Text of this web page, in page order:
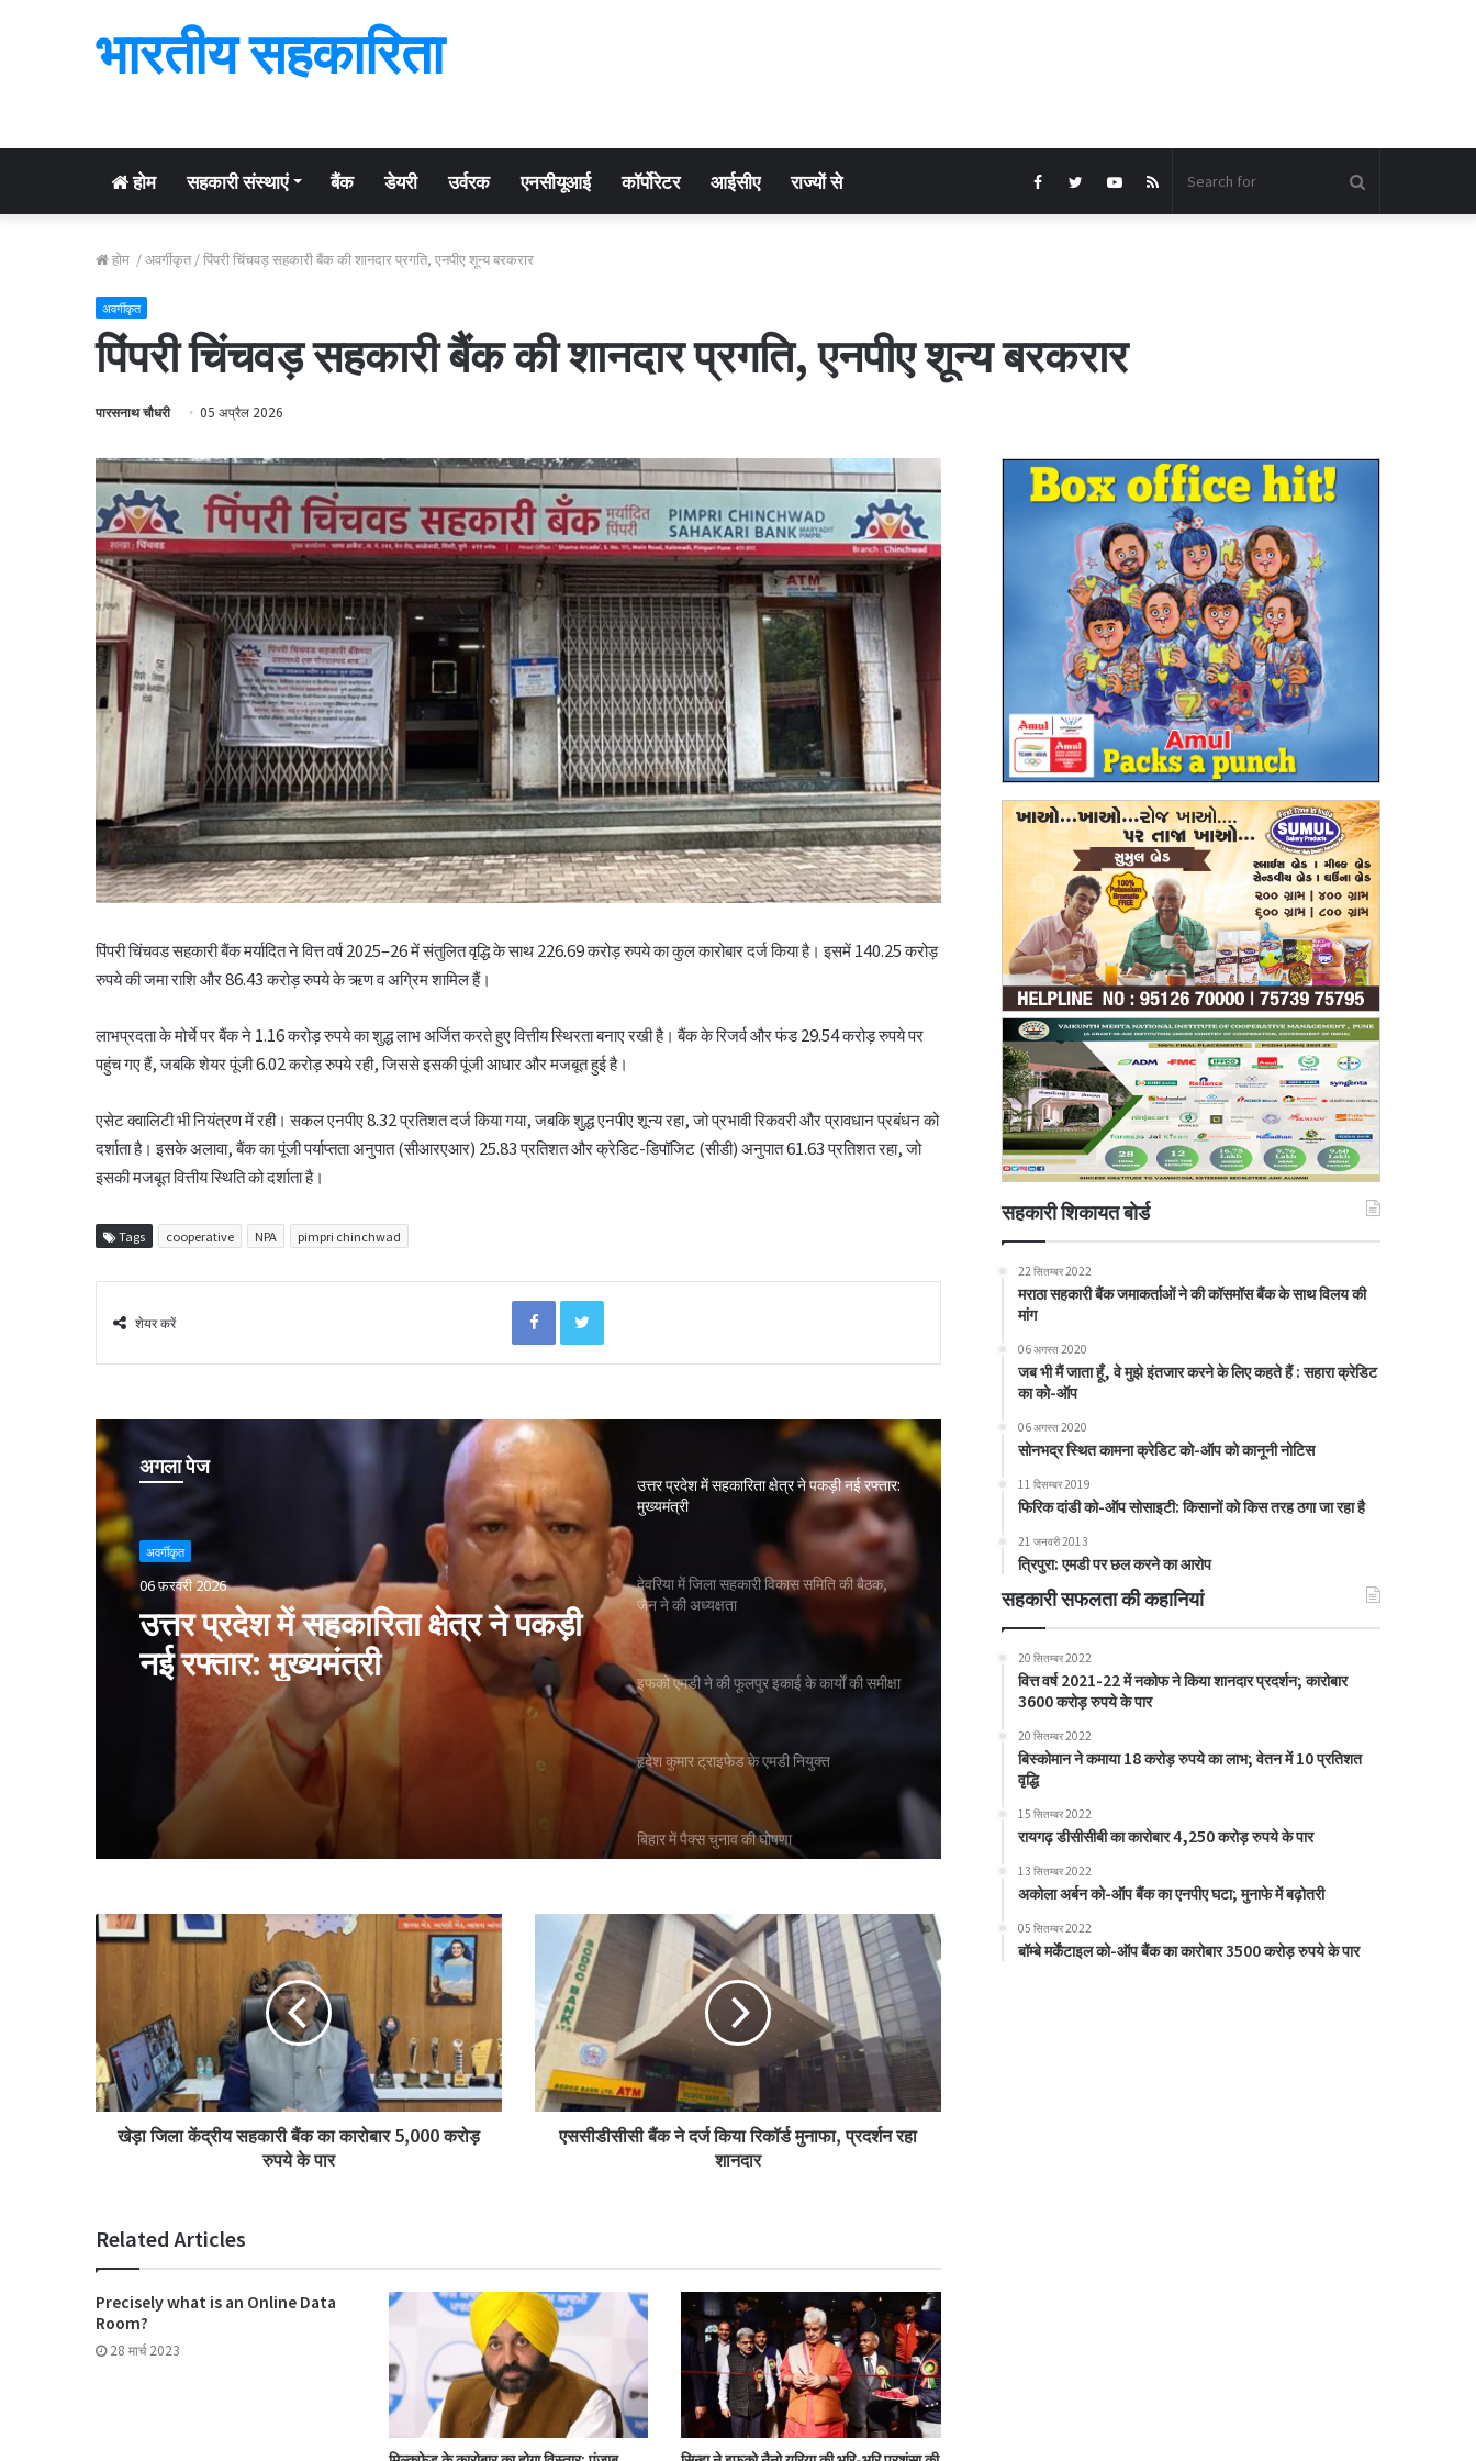
भारतीय सहकारिता
होम सहकारी संस्थाएं बैंक डेयरी उर्वरक एनसीयूआई कॉर्पोरेटर आईसीए राज्यों से RSS
YouTube
Twitter
Facebook
होम /अवर्गीकृत /पिंपरी चिंचवड़ सहकारी बैंक की शानदार प्रगति, एनपीए शून्य बरकरार
अवर्गीकृत
पिंपरी चिंचवड़ सहकारी बैंक की शानदार प्रगति, एनपीए शून्य बरकरार
पारसनाथ चौधरी 05 अप्रैल 2026
पिंपरी चिंचवड सहकारी बैंक मर्यादितने वित्त वर्ष 2025–26 में संतुलित वृद्धि के साथ 226.69 करोड़ रुपये का कुल कारोबार दर्ज किया है। इसमें 140.25 करोड़
रुपये की जमा राशि और 86.43 करोड़ रुपये के ऋण व अग्रिम शामिल हैं।
लाभप्रदता के मोर्चे पर बैंक ने 1.16 करोड़ रुपये का शुद्ध लाभ अर्जित करते हुए वित्तीय स्थिरता बनाए रखी है। बैंक के रिजर्व और फंड 29.54 करोड़ रुपये पर
पहुंच गए हैं, जबकि शेयर पूंजी 6.02 करोड़ रुपये रही, जिससे इसकी पूंजी आधार और मजबूत हुई है।
एसेट क्वालिटी भी नियंत्रण में रही। सकल एनपीए 8.32 प्रतिशत दर्ज किया गया, जबकि शुद्ध एनपीए शून्य रहा, जो प्रभावी रिकवरी और प्रावधान प्रबंधन को
दर्शाता है। इसके अलावा, बैंक का पूंजी पर्याप्तता अनुपात (सीआरएआर) 25.83 प्रतिशत और क्रेडिट-डिपॉजिट (सीडी) अनुपात 61.63 प्रतिशत रहा, जो
इसकी मजबूत वित्तीय स्थिति को दर्शाता है।
Tags cooperative NPA pimpri chinchwad
शेयर करें
FacebookTwitter
अगला पेज
अवर्गीकृत
06 फ़रवरी 2026
उत्तर प्रदेश में सहकारिता क्षेत्र ने पकड़ी
नई रफ्तार: मुख्यमंत्री
इफको एमडी ने की फूलपुर इकाई के कार्यों की समीक्षा
हृदेश कुमार ट्राइफेड के एमडी नियुक्त
प्रस्तावों पर चर्चा
मंत्री ने कृभको के इथेनॉल संयंत्र का किया भूमि
पूजन
उत्तर प्रदेश में सहकारिता क्षेत्र ने पकड़ी नई रफ्तार:
मुख्यमंत्री
देवरिया में जिला सहकारी विकास समिति की बैठक,
जैन ने की अध्यक्षता
इफको एमडी ने की फूलपुर इकाई के कार्यों की समीक्षा
हृदेश कुमार ट्राइफेड के एमडी नियुक्त
बिहार में पैक्स चुनाव की घोषणा
सिक्किम स्टेट को-ऑप यूनियन: बोर्ड की बैठक में कई
प्रस्तावों पर चर्चा
मंत्री ने कृभको के इथेनॉल संयंत्र का किया भूमि
पूजन
केरल के मंत्री ने राज्य सहकारी बैंक मुख्यालय का
किया दौरा
ज़ोरोस्ट्रियन को-ऑपरेटिव बैंक ने दो प्रतिष्ठित
पुरस्कार जीते
उत्तर प्रदेश में सहकारिता क्षेत्र ने पकड़ी नई रफ्तार:
खेड़ा जिला केंद्रीय सहकारी बैंक का कारोबार 5,000 करोड़
रुपये के पार
एससीडीसीसी बैंक ने दर्ज किया रिकॉर्ड मुनाफा, प्रदर्शन रहा
शानदार
Related Articles
Precisely what is an Online Data
Room?
28 मार्च 2023
सहकारी शिकायत बोर्ड
22 सितम्बर 2022
मराठा सहकारी बैंक जमाकर्ताओं ने की कॉसमॉस बैंक के साथ विलय की
मांग
06 अगस्त 2020
जब भी मैं जाता हूँ, वे मुझे इंतजार करने के लिए कहते हैं : सहारा क्रेडिट
का को-ऑप
06 अगस्त 2020
सोनभद्र स्थित कामना क्रेडिट को-ऑप को कानूनी नोटिस
11 दिसम्बर 2019
फिरिक दांडी को-ऑप सोसाइटी: किसानों को किस तरह ठगा जा रहा है
21 जनवरी 2013
त्रिपुरा: एमडी पर छल करने का आरोप
सहकारी सफलता की कहानियां
20 सितम्बर 2022
वित्त वर्ष 2021-22 में नकोफ ने किया शानदार प्रदर्शन; कारोबार
3600 करोड़ रुपये के पार
20 सितम्बर 2022
बिस्कोमान ने कमाया 18 करोड़ रुपये का लाभ; वेतन में 10 प्रतिशत
वृद्धि
15 सितम्बर 2022
रायगढ़ डीसीसीबी का कारोबार 4,250 करोड़ रुपये के पार
13 सितम्बर 2022
अकोला अर्बन को-ऑप बैंक का एनपीए घटा; मुनाफे में बढ़ोतरी
05 सितम्बर 2022
बॉम्बे मर्केंटाइल को-ऑप बैंक का कारोबार 3500 करोड़ रुपये के पार